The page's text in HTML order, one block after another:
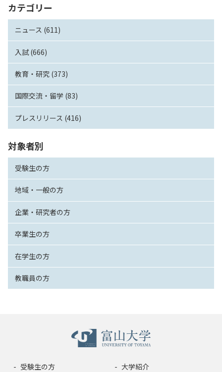
カテゴリー
ニュース (611)
入試 (666)
教育・研究 (373)
国際交流・留学 (83)
プレスリリース (416)
対象者別
受験生の方
地域・一般の方
企業・研究者の方
卒業生の方
在学生の方
教職員の方
受験生の方
大学紹介